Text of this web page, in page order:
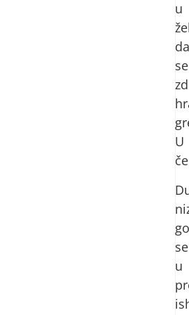
u
da
se
U
se
u